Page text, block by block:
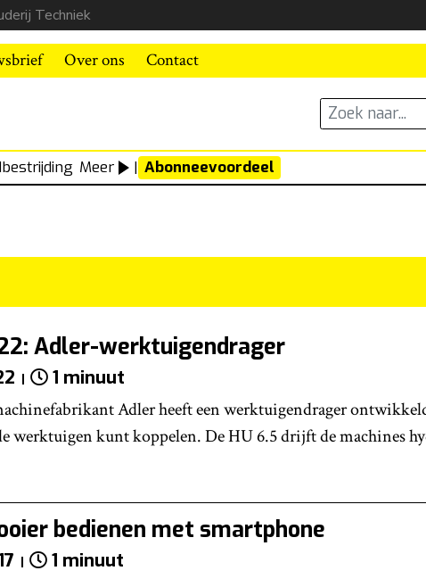
Techniek
Over ons Contact
Meer | Abonneevoordeel
Adler-werktuigendrager
1 minuut
Adler heeft een werktuigendrager
werktuigen kunt koppelen. De HU 6.5 drijft de machines
bedienen met smartphone
1 minuut